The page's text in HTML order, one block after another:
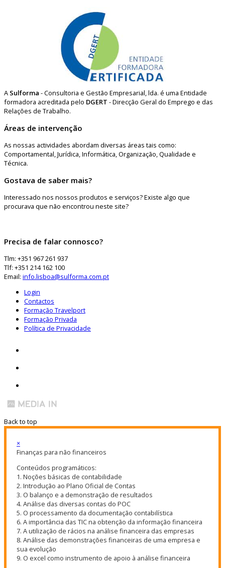
A Sulforma - Consultoria e Gestão Empresarial, lda. é uma Entidade
formadora acreditada pelo DGERT - Direcção Geral do Emprego e das
Relações de Trabalho.
Áreas de intervenção
As nossas actividades abordam diversas áreas tais como:
Comportamental, Jurídica, Informática, Organização, Qualidade e
Técnica.
Gostava de saber mais?
Interessado nos nossos produtos e serviços? Existe algo que
procurava que não encontrou neste site?
Precisa de falar connosco?
Tlm: +351 967 261 937
Tlf: +351 214 162 100
Email: info.lisboa@sulforma.com.pt
Login
Contactos
Formação Travelport
Formação Privada
Política de Privacidade
Back to top
×
Finanças para não financeiros
Conteúdos programáticos:
1. Noções básicas de contabilidade
2. Introdução ao Plano Oficial de Contas
3. O balanço e a demonstração de resultados
4. Análise das diversas contas do POC
5. O processamento da documentação contabilística
6. A importância das TIC na obtenção da informação financeira
7. A utilização de rácios na análise financeira das empresas
8. Análise das demonstrações financeiras de uma empresa e
sua evolução
9. O excel como instrumento de apoio à análise financeira